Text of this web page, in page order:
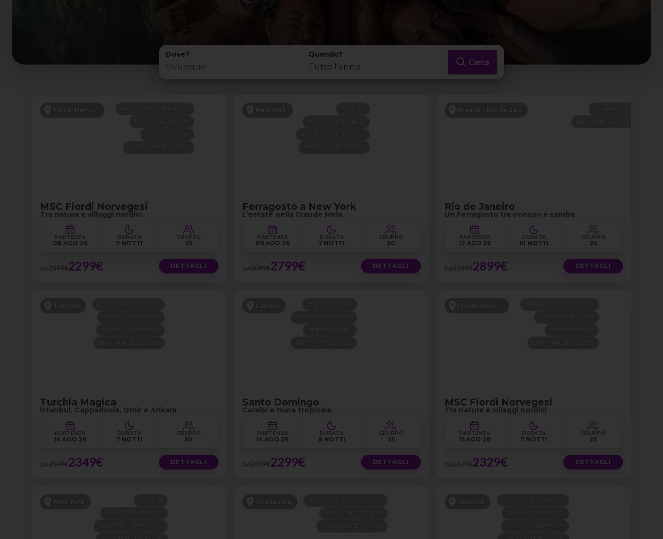
Dove? Quando?
Tutto l'anno Cerca
Fiordi Norvegesi
MSC Fiordi Norvegesi
Tra natura e villaggi nordici
PARTENZA
08 AGO 26
DURATA
7 NOTTI
GRUPPO
25
DA2599€2299€ DETTAGLI
New York
Ferragosto a New York
L’estate nella Grande Mela
PARTENZA
09 AGO 26
DURATA
7 NOTTI
GRUPPO
30
DA3099€2799€ DETTAGLI
Brasile - Rio de Janeiro e Buzios
Rio de Janeiro
Un Ferragosto tra oceano e samba
PARTENZA
12 AGO 26
DURATA
10 NOTTI
GRUPPO
25
DA3199€2899€ DETTAGLI
Turchia
Turchia Magica
Istanbul, Cappadocia, Izmir e Ankara
PARTENZA
14 AGO 26
DURATA
7 NOTTI
GRUPPO
50
DA2549€2349€ DETTAGLI
Caraibi
Santo Domingo
Caraibi e mare tropicale
PARTENZA
14 AGO 26
DURATA
8 NOTTI
GRUPPO
25
DA2599€2299€ DETTAGLI
Fiordi Norvegesi
MSC Fiordi Norvegesi
Tra natura e villaggi nordici
PARTENZA
15 AGO 26
DURATA
7 NOTTI
GRUPPO
25
DA2629€2329€ DETTAGLI
New York Thailandia Turchia